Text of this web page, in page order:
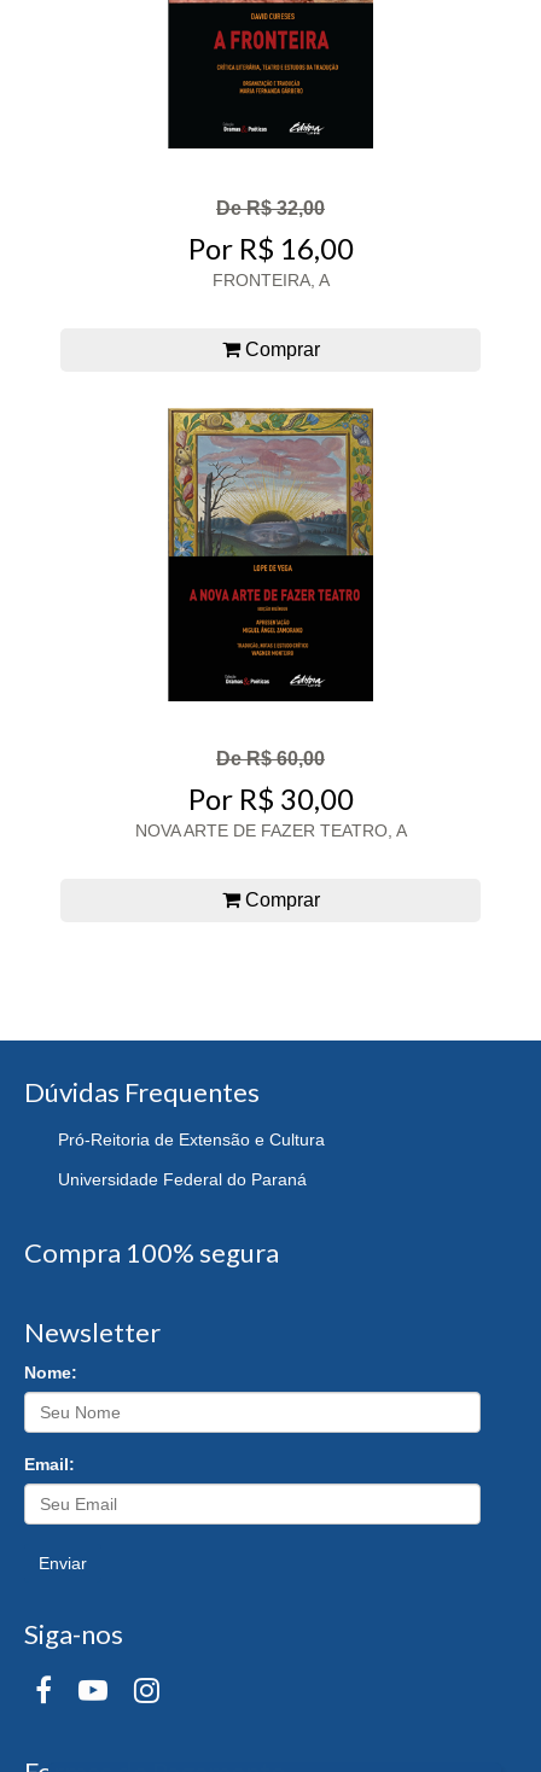
De R$ 32,00
Por R$ 16,00
FRONTEIRA, A
Comprar
De R$ 60,00
Por R$ 30,00
NOVA ARTE DE FAZER TEATRO, A
Comprar
Dúvidas Frequentes
Pró-Reitoria de Extensão e Cultura
Universidade Federal do Paraná
Compra 100% segura
Newsletter
Nome:
Email:
Enviar
Siga-nos